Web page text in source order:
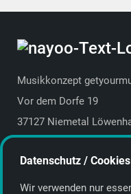
Musikkonzept
Vor dem Dorfe 19
37127 Niemetal
E-Mail:
Datenschutz / Cookies
Wir verwenden nur